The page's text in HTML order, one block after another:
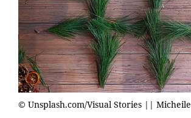
© Unsplash.com/Visual Stories || Micheile